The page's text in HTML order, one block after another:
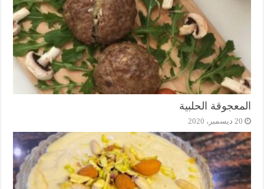
المعجوقة الحلبية
20 ديسمبر، 2020